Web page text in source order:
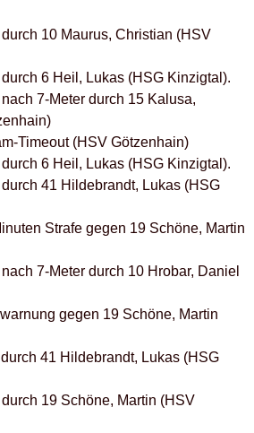
10 Maurus, Christian (HSV
6 Heil, Lukas (HSG Kinzigtal).
7-Meter durch 15 Kalusa,
(HSV Götzenhain)
6 Heil, Lukas (HSG Kinzigtal).
41 Hildebrandt, Lukas (HSG
Strafe gegen 19 Schöne, Martin
7-Meter durch 10 Hrobar, Daniel
gegen 19 Schöne, Martin
41 Hildebrandt, Lukas (HSG
19 Schöne, Martin (HSV